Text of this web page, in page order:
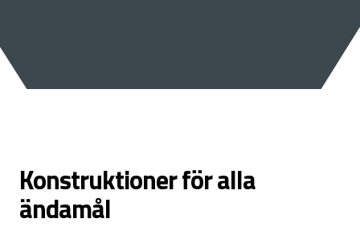
Konstruktioner för alla
ändamål